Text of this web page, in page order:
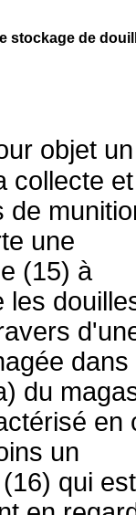
stockage de
objet un
collecte
de
une
(15) à
les
dans
du
en
un
qui est